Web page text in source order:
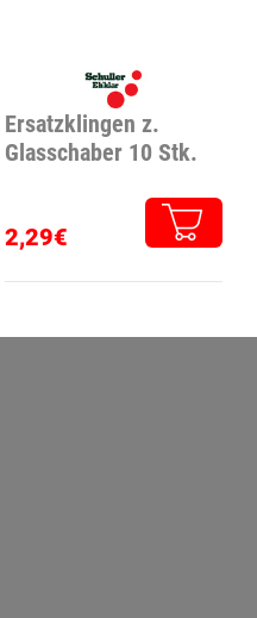
Ersatzklingen z.
Glasschaber 10 Stk.
2,29€